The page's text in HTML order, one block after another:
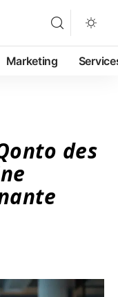
Marketing
des